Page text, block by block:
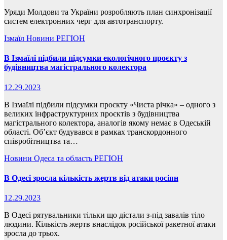
Уряди Молдови та України розробляють план синхронізації
систем електронних черг для автотранспорту.
Ізмаїл Новини РЕГІОН
В Ізмаїлі підбили підсумки екологічного проєкту з
будівництва магістрального колектора
12.29.2023
В Ізмаїлі підбили підсумки проєкту «Чиста річка» – одного з
великих інфраструктурних проєктів з будівництва
магістрального колектора, аналогів якому немає в Одеській
області. Об’єкт будувався в рамках транскордонного
співробітництва та…
Новини Одеса та область РЕГІОН
В Одесі зросла кількість жертв від атаки росіян
12.29.2023
В Одесі рятувальники тільки що дістали з-під завалів тіло
людини. Кількість жертв внаслідок російської ракетної атаки
зросла до трьох.